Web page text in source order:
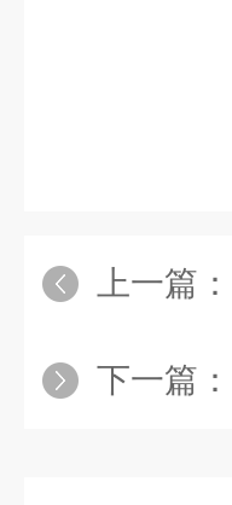
上一篇：
下一篇：